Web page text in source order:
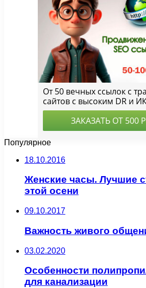
Популярное
18.10.2016
Женские часы. Лучшие
этой осени
09.10.2017
Важность живого
03.02.2020
Особенности
для канализации